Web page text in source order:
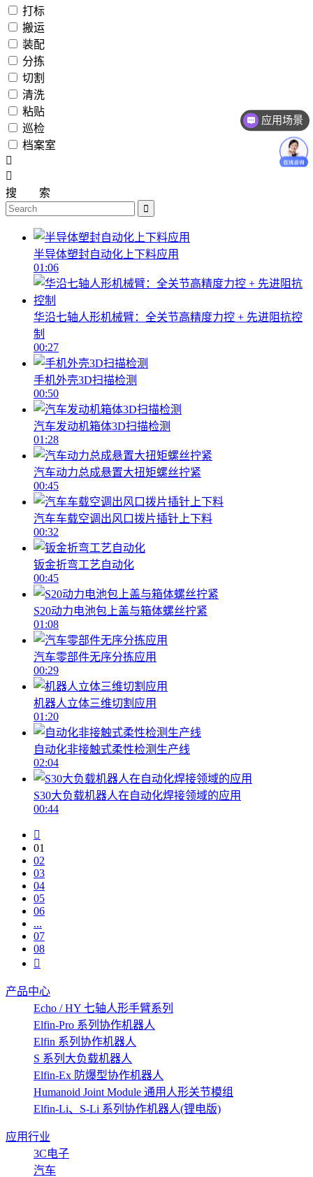
打标
搬运
装配
分拣
切割
清洗
粘贴
巡检
档案室
搜 索
半导体塑封自动化上下料应用
01:06
华沿七轴人形机械臂：全关节高精度力控 + 先进阻抗控
制
00:27
手机外壳3D扫描检测
00:50
汽车发动机箱体3D扫描检测
01:28
汽车动力总成悬置大扭矩螺丝拧紧
00:45
汽车车载空调出风口拨片插针上下料
00:32
钣金折弯工艺自动化
00:45
S20动力电池包上盖与箱体螺丝拧紧
01:08
汽车零部件无序分拣应用
00:29
机器人立体三维切割应用
01:20
自动化非接触式柔性检测生产线
02:04
S30大负载机器人在自动化焊接领域的应用
00:44
01
02
03
04
05
06
...
07
08
产品中心
Echo / HY 七轴人形手臂系列
Elfin-Pro 系列协作机器人
Elfin 系列协作机器人
S 系列大负载机器人
Elfin-Ex 防爆型协作机器人
Humanoid Joint Module 通用人形关节模组
Elfin-Li、S-Li 系列协作机器人(锂电版)
应用行业
3C电子
汽车
应用场景